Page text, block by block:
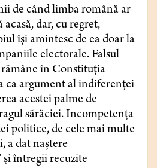
de când limba română ar
dar, cu regret,
își amintesc de ea doar la
electorale. Falsul
în Constituția
ca argument al indiferenței
acestei palme de
sărăciei. Incompetența
politice, de cele mai multe
a dat naștere
și întregii recuzite